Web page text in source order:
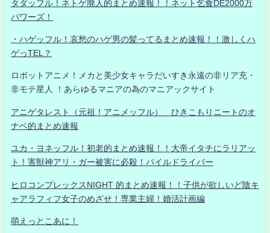
タダッフル！ネトゲ廃人的まとめ速報！！ネット乞食DE2000万
パワーズ！
・ハゲッフル！哀愁のハゲ男の髪ってるまとめ速報！！激しくハ
ゲっTEL？
ロボットアニメ！メカと美少女キャラだいすき永遠の非リア充・
非モテ星人 ！あらゆるマニアの為のマニアックサイト
アニゲタレスト（元祖！アニメッフル） ひきこもりニートのオ
ナベ的まとめ速報
ユカ・ヨネッフル！初老的まとめ速報！！大帝イタチにラリアッ
ト！害獣神アリ・ガー被害に必殺！パイルドライバー
ヒロコンプレックスNIGHT 的まとめ速報！！子供が欲しいど陰キ
ャアラフィフ女子のめざせ！専業主婦！婚活計画編
萌えっとこあに！